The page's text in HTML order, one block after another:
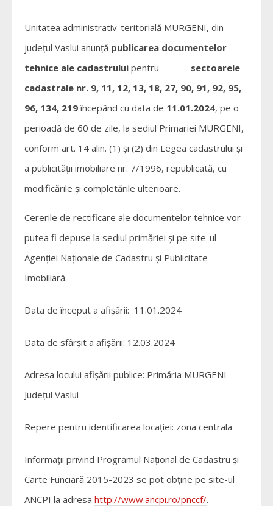
Unitatea administrativ-teritorială MURGENI, din
județul Vaslui anunță publicarea documentelor
tehnice ale cadastrului pentru
sectoarele
cadastrale nr. 9, 11, 12, 13, 18, 27, 90, 91, 92, 95,
96, 134, 219începând cu data de 11.01.2024, pe o
perioadă de 60 de zile, la sediul Primariei MURGENI,
conform art. 14 alin. (1) și (2) din Legea cadastrului și
a publicității imobiliare nr. 7/1996, republicată, cu
modificările și completările ulterioare.
Cererile de rectificare ale documentelor tehnice vor
putea fi depuse la sediul primăriei și pe site-ul
Agenției Naționale de Cadastru și Publicitate
Imobiliară.
Data de început a afișării: 11.01.2024
Data de sfârșit a afișării: 12.03.2024
Adresa locului afișării publice: Primăria MURGENI
Județul Vaslui
Repere pentru identificarea locației: zona centrala
Informații privind Programul Național de Cadastru și
Carte Funciară 2015-2023 se pot obține pe site-ul
ANCPI la adresa http://www.ancpi.ro/pnccf/.